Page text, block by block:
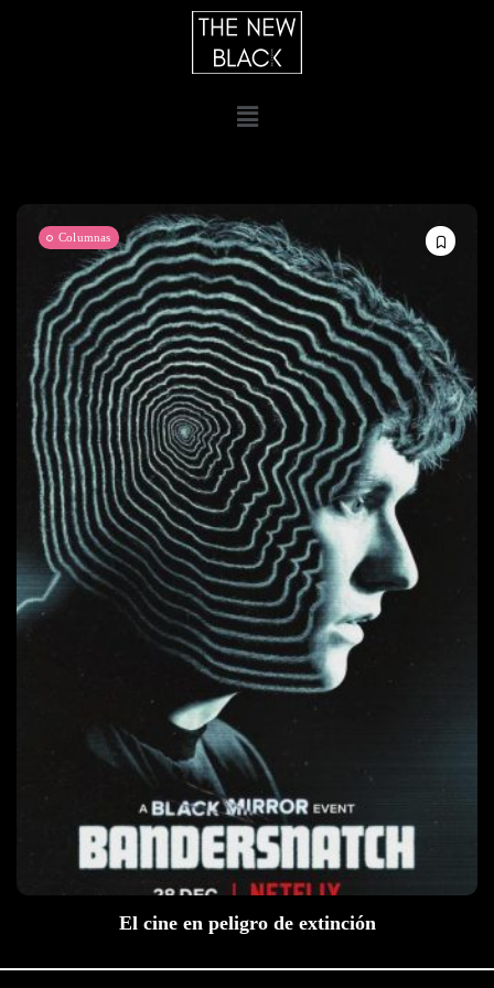
Columnas
El cine en peligro de extinción